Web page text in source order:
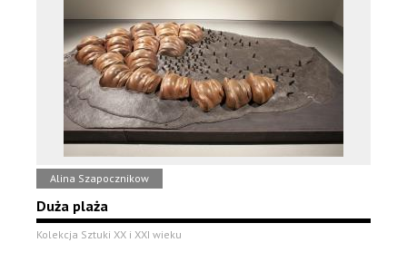
Alina Szapocznikow
Duża plaża
Kolekcja Sztuki XX i XXI wieku